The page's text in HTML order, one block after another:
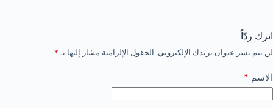
اترك ردّاً
لن يتم نشر عنوان بريدك الإلكتروني. الحقول الإلزامية مشار إليها بـ *
الاسم *